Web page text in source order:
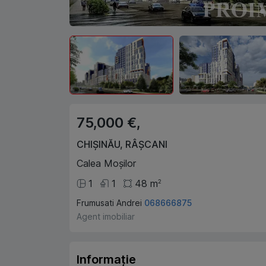
75,000 €,
CHIȘINĂU, RÂȘCANI
Calea Moșilor
1
1 48 m2
Frumusati Andrei 068666875
Agent imobiliar
Informație